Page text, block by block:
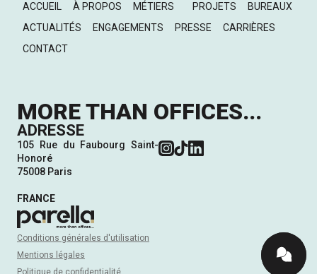
MORE THAN OFFICES...
ADRESSE
105 Rue du Faubourg Saint-
Honoré
75008 Paris
FRANCE
Conditions générales d'utilisation
Mentions légales
Politique de confidentialité
ACCUEIL À PROPOS MÉTIERS PROJETS
BUREAUX
ACTUALITÉS
ENGAGEMENTS PRESSE
CARRIÈRES
CONTACT